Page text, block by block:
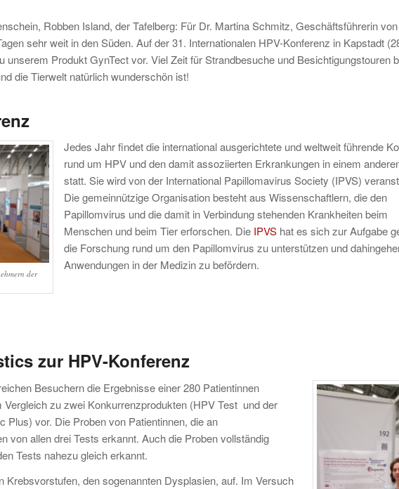
Robben Island, der Tafelberg: Für Dr. Martina Schmitz, Geschäftsführerin von
sehr weit in den Süden. Auf der 31. Internationalen HPV-Konferenz in Kapstadt
unserem Produkt GynTect vor. Viel Zeit für Strandbesuche und Besichtigungstouren
die Tierwelt natürlich wunderschön ist!
der
Jedes Jahr findet die international ausgerichtete und weltweit führende
rund um HPV und den damit assoziierten Erkrankungen in einem
statt. Sie wird von der International Papillomavirus Society (IPVS)
Die gemeinnützige Organisation besteht aus Wissenschaftlern, die den
Papillomvirus und die damit in Verbindung stehenden Krankheiten beim
Menschen und beim Tier erforschen. Die IPVS hat es sich zur Aufgabe
die Forschung rund um den Papillomvirus zu unterstützen und
Anwendungen in der Medizin zu befördern.
zur HPV-Konferenz
Besuchern die Ergebnisse einer 280 Patientinnen
zu zwei Konkurrenzprodukten (HPV Test und der
Plus) vor. Die Proben von Patientinnen, die an
von allen drei Tests erkannt. Auch die Proben vollständig
Tests nahezu gleich erkannt.
Krebsvorstufen, den sogenannten Dysplasien, auf. Im Versuch